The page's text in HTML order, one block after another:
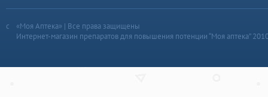
«Моя Аптека» | Все права защищены
Интернет-магазин препаратов для повышения потенции “Моя аптека”